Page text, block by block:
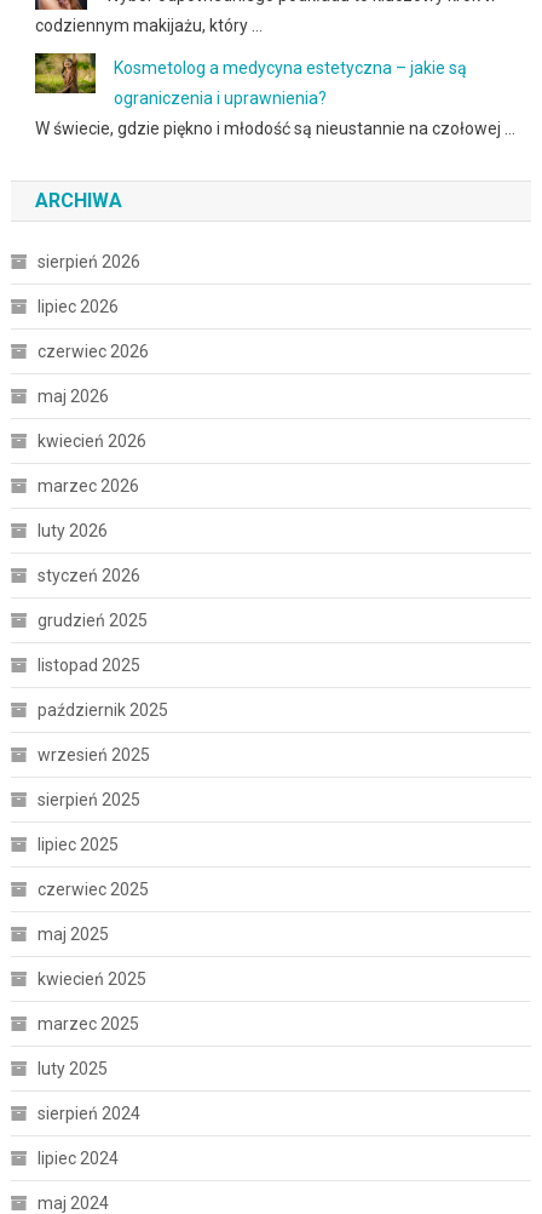
codziennym makijażu, który …
Kosmetolog a medycyna estetyczna – jakie są
ograniczenia i uprawnienia?
W świecie, gdzie piękno i młodość są nieustannie na czołowej …
ARCHIWA
sierpień 2026
lipiec 2026
czerwiec 2026
maj 2026
kwiecień 2026
marzec 2026
luty 2026
styczeń 2026
grudzień 2025
listopad 2025
październik 2025
wrzesień 2025
sierpień 2025
lipiec 2025
czerwiec 2025
maj 2025
kwiecień 2025
marzec 2025
luty 2025
sierpień 2024
lipiec 2024
maj 2024